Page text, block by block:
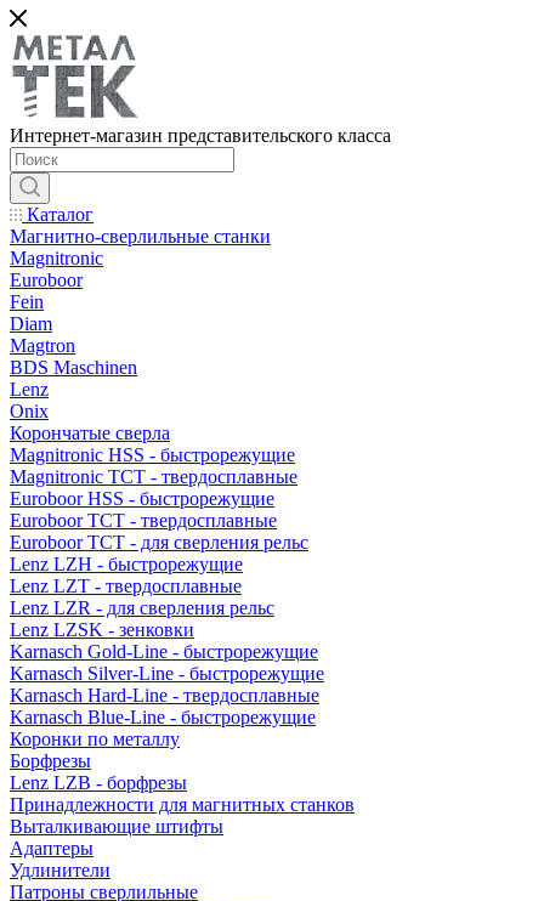
Интернет-магазин представительского класса
Каталог
Магнитно-сверлильные станки
Magnitronic
Euroboor
Fein
Diam
Magtron
BDS Maschinen
Lenz
Onix
Корончатые сверла
Magnitronic HSS - быстрорежущие
Magnitronic TCT - твердосплавные
Euroboor HSS - быстрорежущие
Euroboor TCT - твердосплавные
Euroboor TCT - для сверления рельс
Lenz LZH - быстрорежущие
Lenz LZT - твердосплавные
Lenz LZR - для сверления рельс
Lenz LZSK - зенковки
Karnasch Gold-Line - быстрорежущие
Karnasch Silver-Line - быстрорежущие
Karnasch Hard-Line - твердосплавные
Karnasch Blue-Line - быстрорежущие
Коронки по металлу
Борфрезы
Lenz LZB - борфрезы
Принадлежности для магнитных станков
Выталкивающие штифты
Адаптеры
Удлинители
Патроны сверлильные